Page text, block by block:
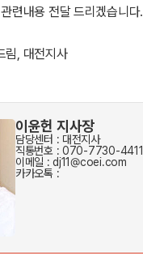
련내용 전달 드리겠습니다.
림, 대전지사
이윤헌 지사장
담당센터 : 대전지사
직통번호 : 070-7730-4411
이메일 : dj11@coei.com
카카오톡 :